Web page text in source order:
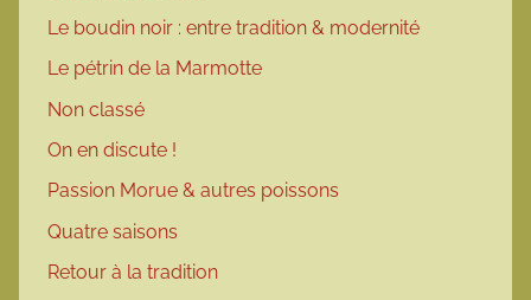
Le boudin noir : entre tradition & modernité
Le pétrin de la Marmotte
Non classé
On en discute !
Passion Morue & autres poissons
Quatre saisons
Retour à la tradition